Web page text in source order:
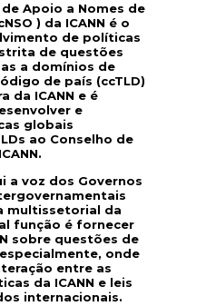
Apoio a Nomes de
) da ICANN é o
de políticas
de questões
a domínios de
de país (ccTLD)
da ICANN e é
e
globais
ao Conselho de
a voz dos Governos
multissetorial da
função é fornecer
sobre questões de
onde
entre as
da ICANN e leis
internacionais.